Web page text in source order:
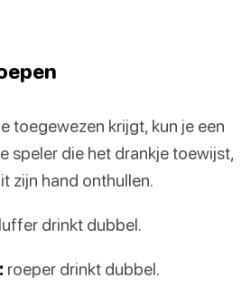
toegewezen krijgt, kun je een
speler die het drankje toewijst,
zijn hand onthullen.
drinkt dubbel.
roeper drinkt dubbel.